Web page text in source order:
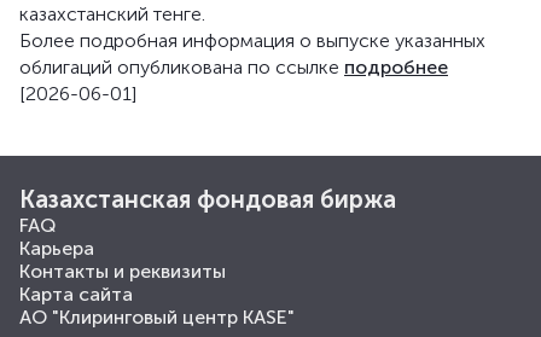
казахстанский тенге.
Более подробная информация о выпуске указанных
облигаций опубликована по ссылке подробнее
[2026-06-01]
Казахстанская фондовая биржа
FAQ
Карьера
Контакты и реквизиты
Карта сайта
АО "Клиринговый центр KASE"